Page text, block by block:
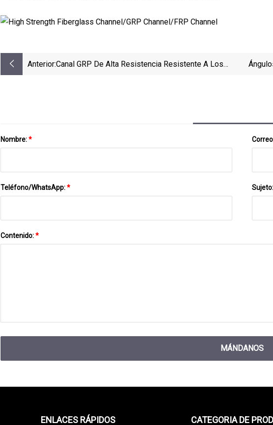
Anterior:Canal GRP De Alta Resistencia Resistente A Los
Nombre:*
Teléfono/WhatsApp:* Sujeto:
Contenido:*
MÁNDANOS
ENLACES RÁPIDOS CATEGORIA DE